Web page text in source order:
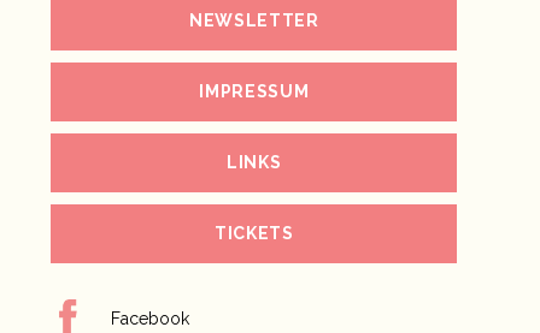
NEWSLETTER
IMPRESSUM
LINKS
TICKETS
Facebook